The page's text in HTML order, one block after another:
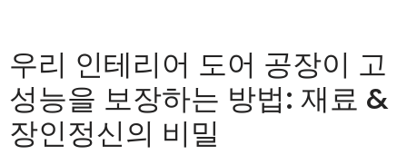
우리 인테리어 도어 공장이 고
성능을 보장하는 방법: 재료 &
장인정신의 비밀